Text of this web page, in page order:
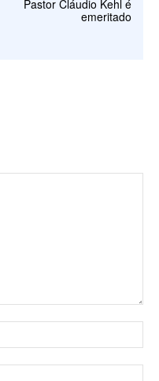
Pastor Cláudio Kehl é
emeritado